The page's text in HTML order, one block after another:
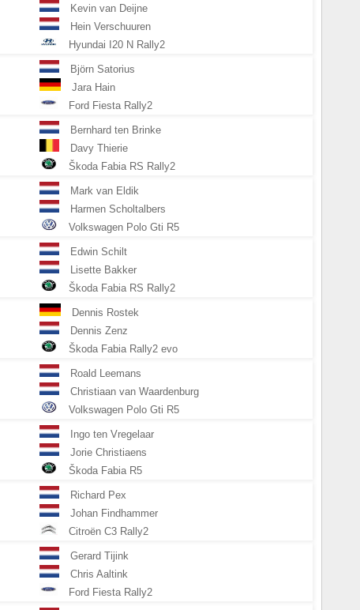
Kevin van Deijne
Hein Verschuuren
Hyundai I20 N Rally2
Björn Satorius
Jara Hain
Ford Fiesta Rally2
Bernhard ten Brinke
Davy Thierie
Škoda Fabia RS Rally2
Mark van Eldik
Harmen Scholtalbers
Volkswagen Polo Gti R5
Edwin Schilt
Lisette Bakker
Škoda Fabia RS Rally2
Dennis Rostek
Dennis Zenz
Škoda Fabia Rally2 evo
Roald Leemans
Christiaan van Waardenburg
Volkswagen Polo Gti R5
Ingo ten Vregelaar
Jorie Christiaens
Škoda Fabia R5
Richard Pex
Johan Findhammer
Citroën C3 Rally2
Gerard Tijink
Chris Aaltink
Ford Fiesta Rally2